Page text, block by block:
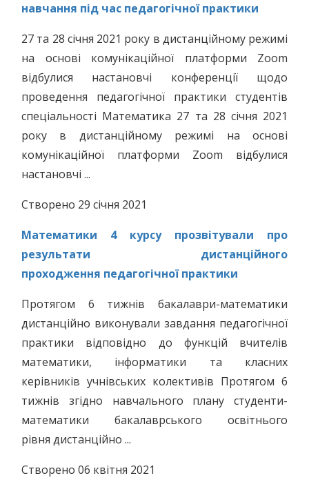
навчання під час педагогічної практики
27 та 28 січня 2021 року в дистанційному режимі
на основі комунікаційної платформи Zoom
відбулися настановчі конференції щодо
проведення педагогічної практики студентів
спеціальності Математика 27 та 28 січня 2021
року в дистанційному режимі на основі
комунікаційної платформи Zoom відбулися
настановчі ...
Створено 29 січня 2021
Математики 4 курсу прозвітували про
результати дистанційного
проходження педагогічної практики
Протягом 6 тижнів бакалаври-математики
дистанційно виконували завдання педагогічної
практики відповідно до функцій вчителів
математики, інформатики та класних
керівників учнівських колективів Протягом 6
тижнів згідно навчального плану студенти-
математики бакалаврського освітнього
рівня дистанційно ...
Створено 06 квітня 2021